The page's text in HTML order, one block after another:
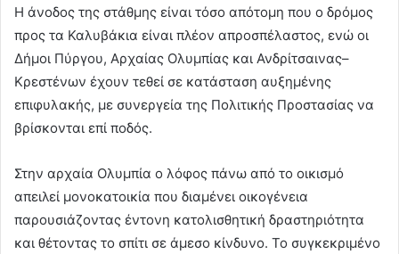
Η άνοδος της στάθμης είναι τόσο απότομη που ο δρόμος
προς τα Καλυβάκια είναι πλέον απροσπέλαστος, ενώ οι
Δήμοι Πύργου, Αρχαίας Ολυμπίας και Ανδρίτσαινας–
Κρεστένων έχουν τεθεί σε κατάσταση αυξημένης
επιφυλακής, με συνεργεία της Πολιτικής Προστασίας να
βρίσκονται επί ποδός.
Στην αρχαία Ολυμπία ο λόφος πάνω από το οικισμό
απειλεί μονοκατοικία που διαμένει οικογένεια
παρουσιάζοντας έντονη κατολισθητική δραστηριότητα
και θέτοντας το σπίτι σε άμεσο κίνδυνο. Το συγκεκριμένο